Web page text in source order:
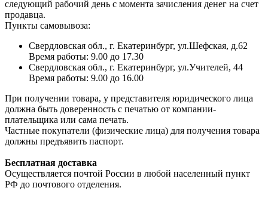
следующий рабочий день с момента зачисления денег на счет
продавца.
Пункты самовывоза:
Свердловская обл., г. Екатеринбург, ул.Шефская, д.62
Время работы: 9.00 до 17.30
Свердловская обл., г. Екатеринбург, ул.Учителей, 44
Время работы: 9.00 до 16.00
При получении товара, у представителя юридического лица
должна быть доверенность с печатью от компании-
плательщика или сама печать.
Частные покупатели (физические лица) для получения товара
должны предъявить паспорт.
Бесплатная доставка
Осуществляется почтой России в любой населенный пункт
РФ до почтового отделения.